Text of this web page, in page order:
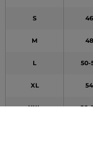
S 46
M 48
L 50-
XL 54
XXL 56-